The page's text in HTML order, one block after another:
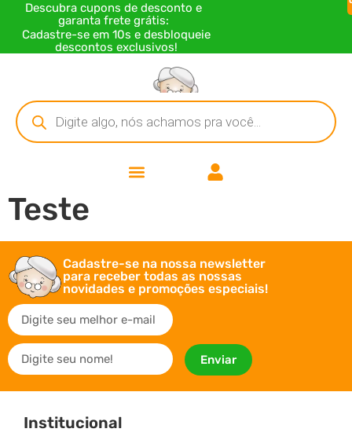
Descubra cupons de desconto e
garanta frete grátis:
Cadastre-se em 10s e desbloqueie
descontos exclusivos!
Teste
Cadastre-se na nossa newsletter
para receber todas as nossas
novidades e promoções especiais!
Enviar
Institucional